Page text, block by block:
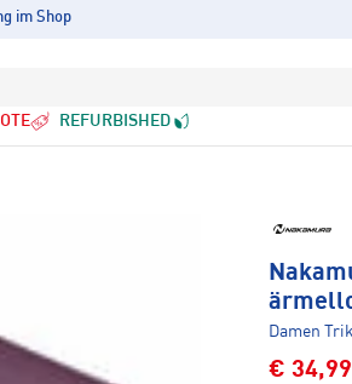
im Shop
REFURBISHED
Damen
€ 34,99